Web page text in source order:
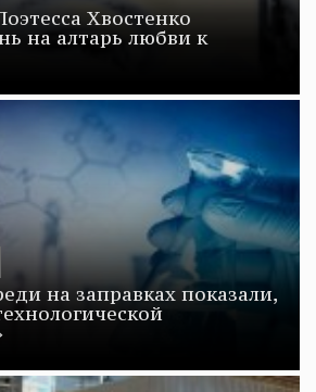
Хвостенко
на алтарь любви к
на заправках показали,